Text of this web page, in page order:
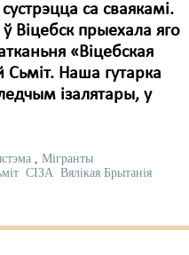
са сваякамі.
Віцебск прыехала яго
«Віцебская
Сьміт. Наша гутарка
ізалятары, у
, Мігранты
СІЗА Вялікая Брытанія